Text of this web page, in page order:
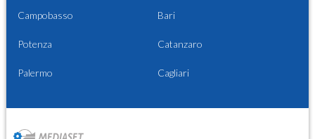
Campobasso Bari
Potenza Catanzaro
Palermo Cagliari